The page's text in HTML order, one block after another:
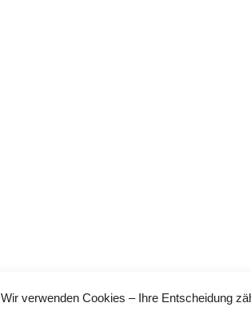
Wir verwenden Cookies – Ihre Entscheidung